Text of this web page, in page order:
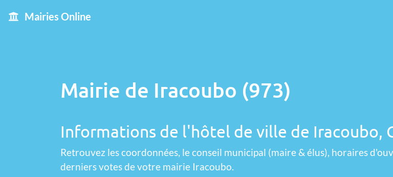
Mairies Online
Mairie de Iracoubo (973)
Informations de l'hôtel de ville de Iracoubo,
Retrouvez les coordonnées, le conseil municipal (maire & élus), horaires
derniers votes de votre mairie Iracoubo.